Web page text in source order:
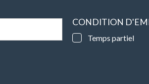
CONDITION
Temps partiel